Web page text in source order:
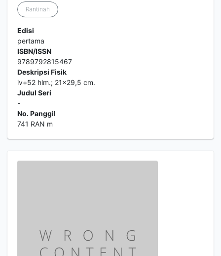
Rantinah
Edisi
pertama
ISBN/ISSN
9789792815467
Deskripsi Fisik
iv+52 hlm.; 21x29,5 cm.
Judul Seri
-
No. Panggil
741 RAN m